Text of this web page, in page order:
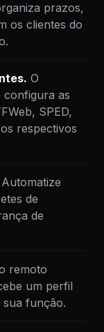
prazos,
os clientes do
O
configura as
SPED,
respectivos
Automatize
de
de
remoto
um perfil
função.